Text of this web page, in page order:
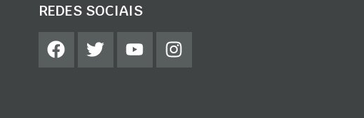
REDES SOCIAIS